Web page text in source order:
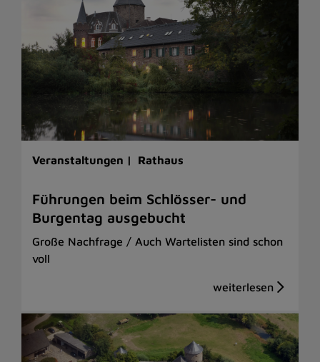
Veranstaltungen | Rathaus
Führungen beim Schlösser- und
Burgentag ausgebucht
Große Nachfrage / Auch Wartelisten sind schon
voll